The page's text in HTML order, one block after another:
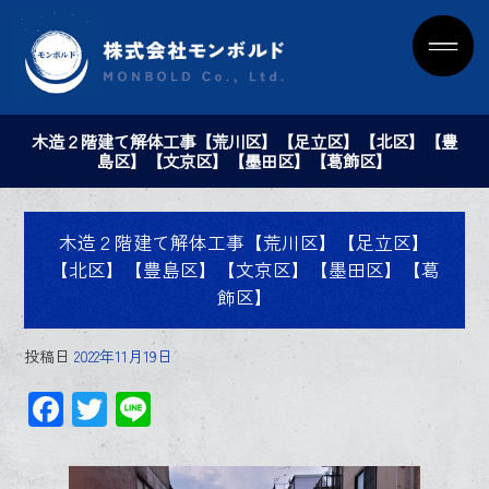
木造２階建て解体工事【荒川区】【足立区】【北区】【豊
島区】【文京区】【墨田区】【葛飾区】
木造２階建て解体工事【荒川区】【足立区】
【北区】【豊島区】【文京区】【墨田区】【葛
飾区】
投稿日 2022年11月19日
F
ac
T
wi
Li
ne